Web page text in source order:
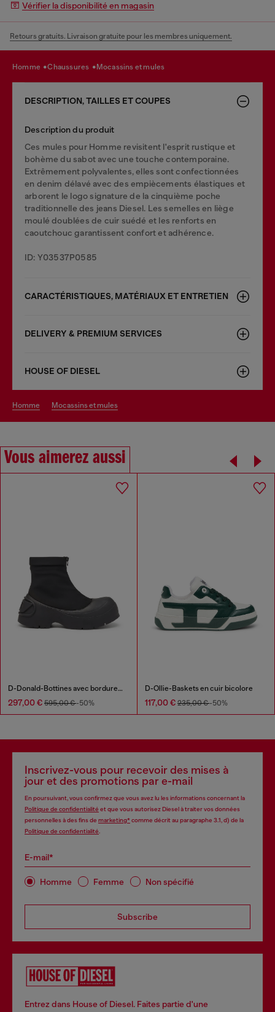
Vérifier la disponibilité en magasin
Retours gratuits. Livraison gratuite pour les membres uniquement.
homme chaussures mocassins et mules
DESCRIPTION, TAILLES ET COUPES
Description du produit
Ces mules pour Homme revisitent l'esprit rustique et
bohème du sabot avec une touche contemporaine.
Extrêmement polyvalentes, elles sont confectionnées
en denim délavé avec des empiècements élastiques et
arborent le logo signature de la cinquième poche
traditionnelle des jeans Diesel. Les semelles en liège
moulé doublées de cuir suédé et les renforts en
caoutchouc garantissent confort et adhérence.
ID: Y03537P0585
CARACTÉRISTIQUES, MATÉRIAUX ET ENTRETIEN
DELIVERY & PREMIUM SERVICES
HOUSE OF DIESEL
homme mocassins et mules
Vous aimerez aussi
D-Donald-Bottines avec bordures en caoutchouc
297,00 € 595,00 €-50%
D-Ollie-Baskets en cuir bicolore
117,00 € 235,00 €-50%
Inscrivez-vous pour recevoir des mises à
jour et des promotions par e-mail
En poursuivant, vous confirmez que vous avez lu les informations concernant la
Politique de confidentialité et que vous autorisez Diesel à traiter vos données
personnelles à des fins de marketing*comme décrit au paragraphe 3.1, d) de la
Politique de confidentialité
E-mail*
Homme Femme Non spécifié
Subscribe
Entrez dans House of Diesel. Faites partie d'une